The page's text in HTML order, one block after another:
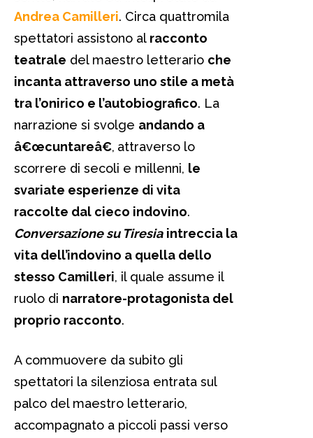
Andrea Camilleri. Circa quattromila
spettatori assistono al racconto
teatrale del maestro letterario che
incanta attraverso uno stile a metà
tra l’onirico e l’autobiografico. La
narrazione si svolge andando a
â€œcuntareâ€, attraverso lo
scorrere di secoli e millenni, le
svariate esperienze di vita
raccolte dal cieco indovino.
Conversazione su Tiresia intreccia la
vita dell’indovino a quella dello
stesso Camilleri, il quale assume il
ruolo di narratore-protagonista del
proprio racconto.
A commuovere da subito gli
spettatori la silenziosa entrata sul
palco del maestro letterario,
accompagnato a piccoli passi verso